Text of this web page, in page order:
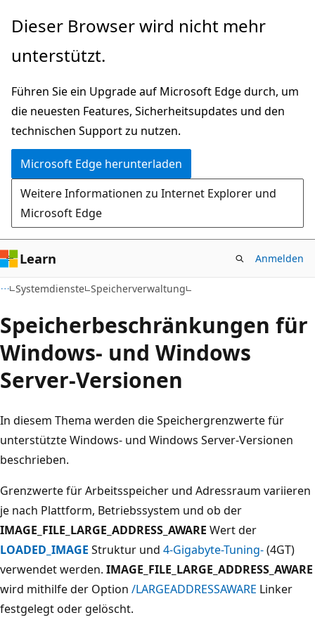
Zu
wechseln
Dieser Browser wird nicht mehr
unterstützt.
Führen Sie ein Upgrade auf Microsoft Edge durch, um
die neuesten Features, Sicherheitsupdates und den
technischen Support zu nutzen.
Microsoft Edge herunterladen
Weitere Informationen zu Internet Explorer und
Microsoft Edge
Learn Anmelden
Systemdienste Speicherverwaltung
Speicherbeschränkungen für
Windows- und Windows
Server-Versionen
In diesem Thema werden die Speichergrenzwerte für
unterstützte Windows- und Windows Server-Versionen
beschrieben.
Grenzwerte für Arbeitsspeicher und Adressraum variieren
je nach Plattform, Betriebssystem und ob der
IMAGE_FILE_LARGE_ADDRESS_AWARE Wert der
LOADED_IMAGE Struktur und 4-Gigabyte-Tuning-(4GT)
verwendet werden. IMAGE_FILE_LARGE_ADDRESS_AWARE
wird mithilfe der Option /LARGEADDRESSAWARE Linker
festgelegt oder gelöscht.